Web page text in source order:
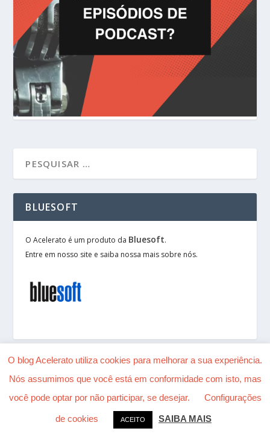
BLUESOFT
O Acelerato é um produto da Bluesoft.
Entre em nosso site e saiba nossa mais sobre nós.
Desenhado porElegant Themes| Alimentado por
O blog Acelerato utiliza cookies para melhorar a sua experiência.
Nós assumimos que você está em conformidade com isto, mas
você pode optar por não participar, se desejar.
Configurações
de cookies ACEITO SAIBA MAIS